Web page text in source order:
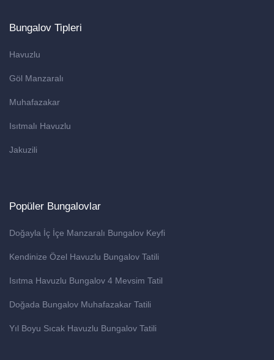
Bungalov Tipleri
Havuzlu
Göl Manzaralı
Muhafazakar
Isıtmalı Havuzlu
Jakuzili
Popüler Bungalovlar
Doğayla İç İçe Manzaralı Bungalov Keyfi
Kendinize Özel Havuzlu Bungalov Tatili
Isıtma Havuzlu Bungalov 4 Mevsim Tatil
Doğada Bungalov Muhafazakar Tatili
Yıl Boyu Sıcak Havuzlu Bungalov Tatili